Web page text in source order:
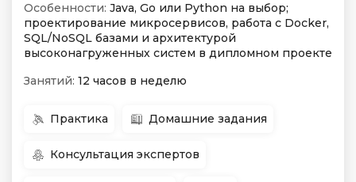
Особенности: Java, Go или Python на выбор;
проектирование микросервисов, работа с Docker,
SQL/NoSQL базами и архитектурой
высоконагруженных систем в дипломном проекте
Занятий: 12 часов в неделю
Практика Домашние задания
Консультация экспертов